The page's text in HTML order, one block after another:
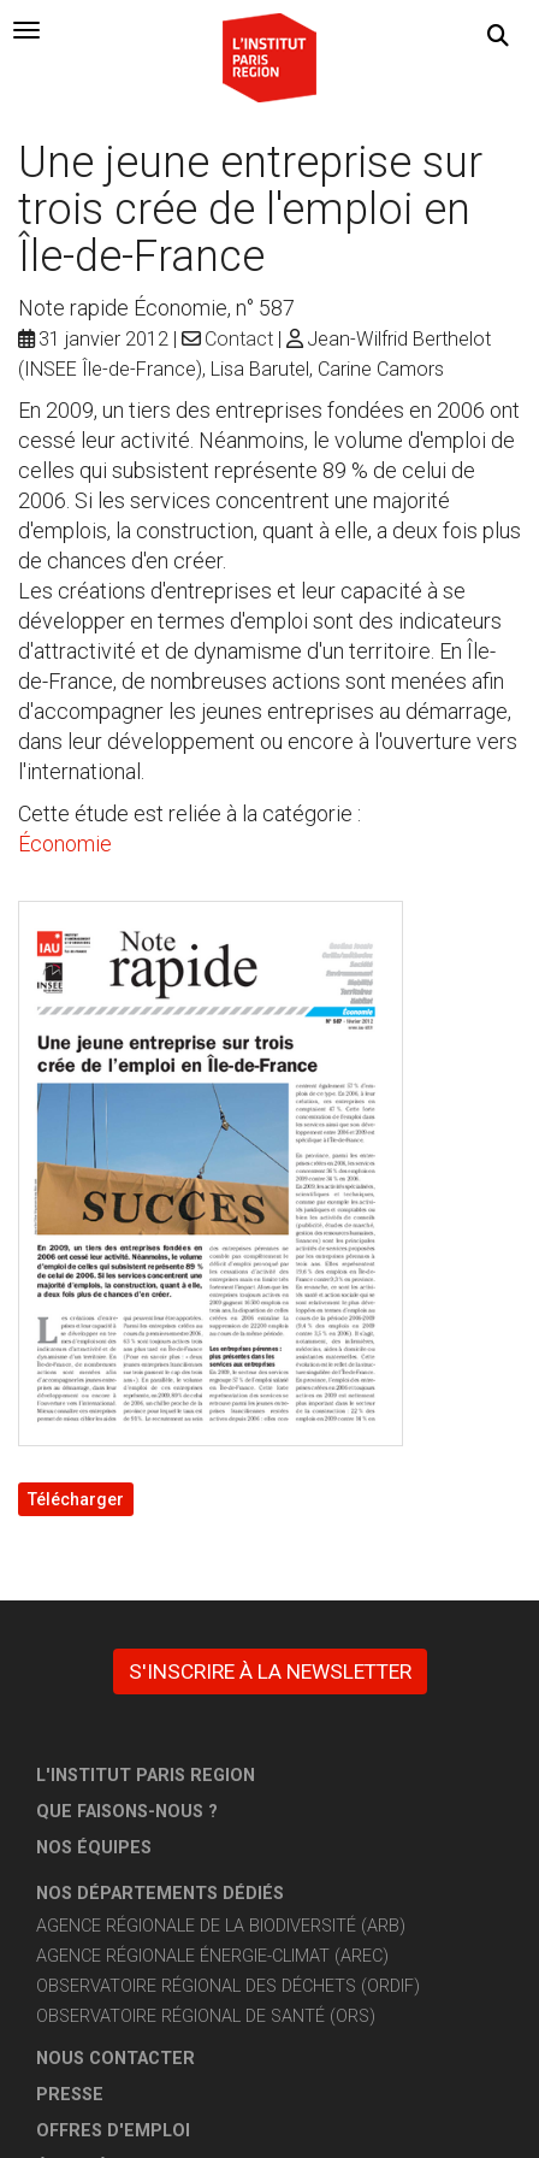
Navigation Toggle
Une jeune entreprise sur
trois crée de l'emploi en
Île-de-France
Note rapide Économie, n° 587
31 janvier 2012 Contact
Jean-Wilfrid Berthelot
(INSEE Île-de-France), Lisa Barutel, Carine Camors
En 2009, un tiers des entreprises fondées en 2006 ont
cessé leur activité. Néanmoins, le volume d'emploi de
celles qui subsistent représente 89 % de celui de
2006. Si les services concentrent une majorité
d'emplois, la construction, quant à elle, a deux fois plus
de chances d'en créer.
Les créations d'entreprises et leur capacité à se
développer en termes d'emploi sont des indicateurs
d'attractivité et de dynamisme d'un territoire. En Île-
de-France, de nombreuses actions sont menées afin
d'accompagner les jeunes entreprises au démarrage,
dans leur développement ou encore à l'ouverture vers
l'international.
Cette étude est reliée à la catégorie :
Économie
Télécharger
S'INSCRIRE À LA NEWSLETTER
L'INSTITUT PARIS REGION
QUE FAISONS-NOUS ?
NOS ÉQUIPES
NOS DÉPARTEMENTS DÉDIÉS
AGENCE RÉGIONALE DE LA BIODIVERSITÉ (ARB)
AGENCE RÉGIONALE ÉNERGIE-CLIMAT (AREC)
OBSERVATOIRE RÉGIONAL DES DÉCHETS (ORDIF)
OBSERVATOIRE RÉGIONAL DE SANTÉ (ORS)
NOUS CONTACTER
PRESSE
OFFRES D'EMPLOI